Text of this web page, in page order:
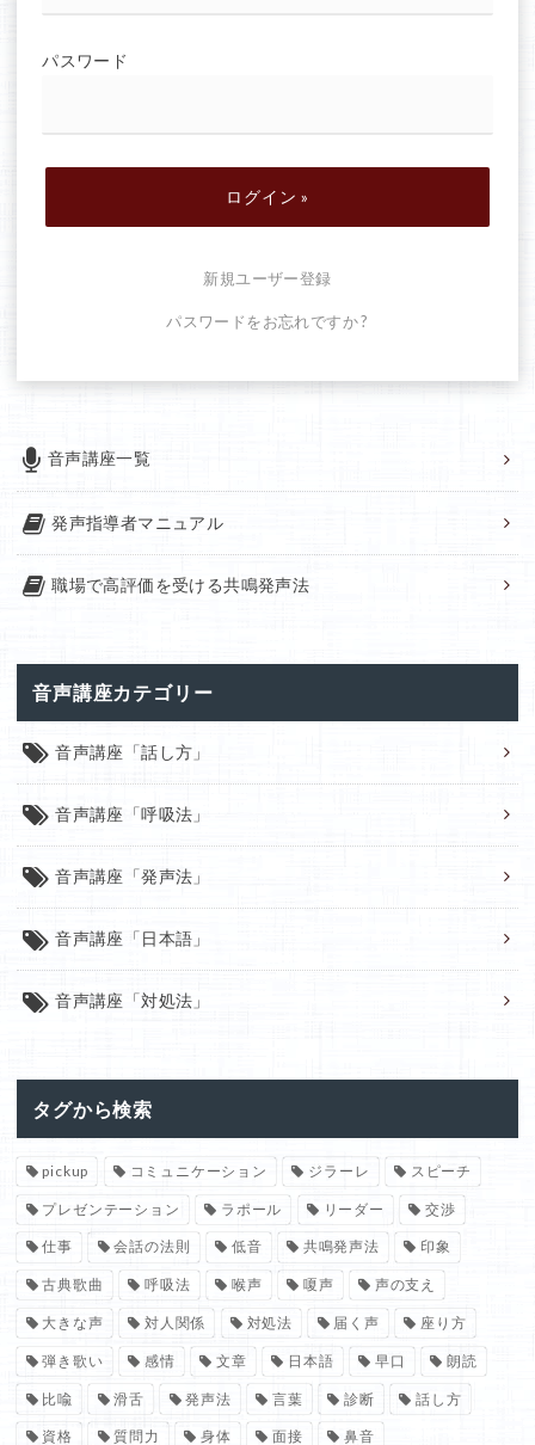
パスワード
新規ユーザー登録
パスワードをお忘れですか ?
音声講座一覧
発声指導者マニュアル
職場で高評価を受ける共鳴発声法
音声講座カテゴリー
音声講座「話し方」
音声講座「呼吸法」
音声講座「発声法」
音声講座「日本語」
音声講座「対処法」
タグから検索
pickup コミュニケーション ジラーレ スピーチ
プレゼンテーション ラポール リーダー 交渉
仕事 会話の法則 低音 共鳴発声法 印象
古典歌曲 呼吸法 喉声 嗄声 声の支え
大きな声 対人関係 対処法 届く声 座り方
弾き歌い 感情 文章 日本語 早口 朗読
比喩 滑舌 発声法 言葉 診断 話し方
資格 質問力 身体 面接 鼻音